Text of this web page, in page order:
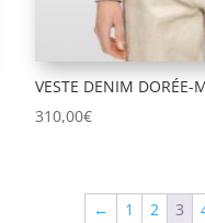
VESTE DENIM DORÉE-
310,00€
← 1 2 3